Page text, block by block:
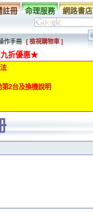
註冊 命理服務 網路書店
作手冊 [ 檢視購物車 ]
九折優惠★
2台及換機說明